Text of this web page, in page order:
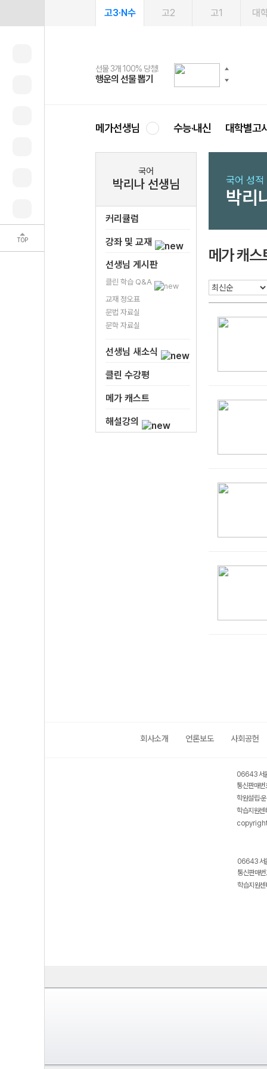
TOP
고3·N수 고2 고1 대
선물 3개 100% 당첨!
행운의 선물 뽑기
선물 100% 증정!
메가스터디 X 올리브
여름방학 스터디 캐시백
메가런 썸머스쿨
2027 러셀 단과
강사 공개선발
스마트러닝앱
설문 EVENT
메가패스
3일 무료 체험권
메가패스 수강생 무료혜택!
메가클럽 멤버십
사회공헌 캠페인
희망이룸 메가나눔
메가선생님 수능·내신 대학별고
국어
박리나 선생님
커리큘럼
강좌 및 교재
선생님 게시판
클린 학습 Q&A
교재 정오표
문법 자료실
문학 자료실
선생님 새소식
클린 수강평
메가 캐스트
해설강의
국어 성적
박리
메가 캐스
회사소개 언론보도 사회공헌
06643 서
통신판매
학원설립·
학습지원
06643 서
통신판매
학습지원